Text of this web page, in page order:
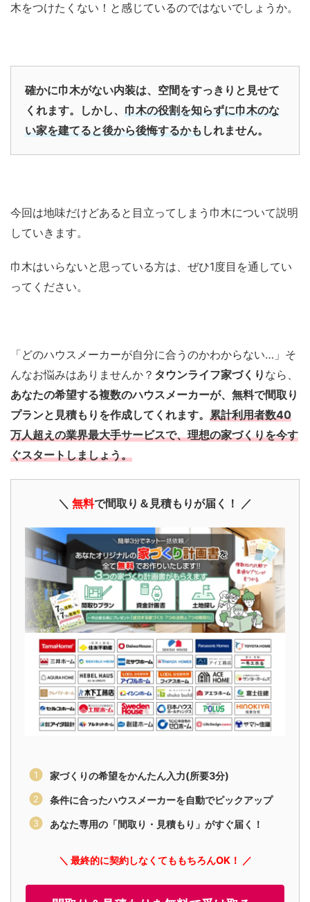
木をつけたくない！と感じているのではないでしょうか。
確かに巾木がない内装は、空間をすっきりと見せて
くれます。しかし、 巾木の役割を知らずに巾木のな
い家を建てると後から後悔するかもしれません。
今回は地味だけどあると目立ってしまう巾木について説明
していきます。
巾木はいらないと思っている方は、ぜひ1度目を通してい
ってください。
「どのハウスメーカーが自分に合うのかわからない…」そ
んなお悩みはありませんか？ タウンライフ家づくり なら、
あなたの希望する複数のハウスメーカーが、無料で間取り
プランと見積もりを作成してくれます。 累計利用者数40
万人超えの業界最大手サービスで、理想の家づくりを今す
ぐスタートしましょう。
＼ 無料で間取り＆見積もりが届く！ ／
家づくりの希望をかんたん入力(所要3分)
条件に合ったハウスメーカーを自動でピックアップ
あなた専用の「間取り・見積もり」がすぐ届く！
＼ 最終的に契約しなくてももちろんOK！ ／